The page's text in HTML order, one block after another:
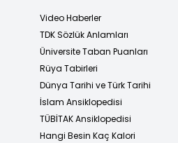
Video Haberler
TDK Sözlük Anlamları
Üniversite Taban Puanları
Rüya Tabirleri
Dünya Tarihi ve Türk Tarihi
İslam Ansiklopedisi
TÜBİTAK Ansiklopedisi
Hangi Besin Kaç Kalori